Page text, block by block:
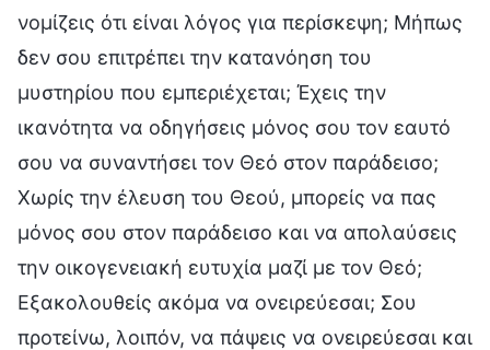
νομίζεις ότι είναι λόγος για περίσκεψη; Μήπως
δεν σου επιτρέπει την κατανόηση του
μυστηρίου που εμπεριέχεται; Έχεις την
ικανότητα να οδηγήσεις μόνος σου τον εαυτό
σου να συναντήσει τον Θεό στον παράδεισο;
Χωρίς την έλευση του Θεού, μπορείς να πας
μόνος σου στον παράδεισο και να απολαύσεις
την οικογενειακή ευτυχία μαζί με τον Θεό;
Εξακολουθείς ακόμα να ονειρεύεσαι; Σου
προτείνω, λοιπόν, να πάψεις να ονειρεύεσαι και